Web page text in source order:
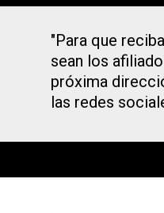
"Para que
sean los
próxima
las redes